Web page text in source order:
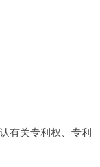
有关专利权、专利